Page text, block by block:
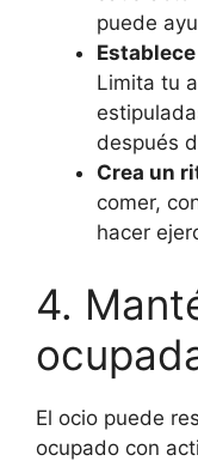
puede
Limita tu
después
Crea un
comer,
hacer
4.
El ocio puede
ocupado con